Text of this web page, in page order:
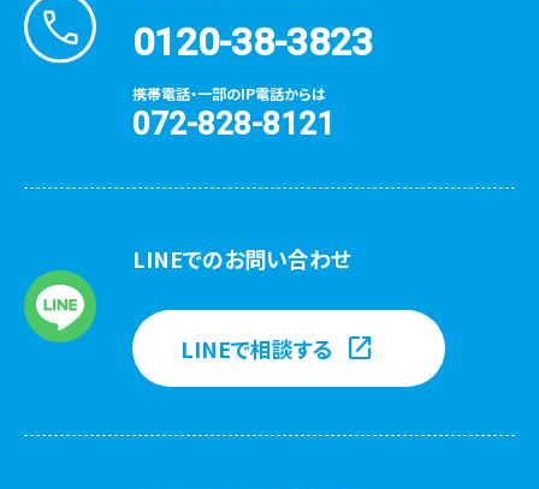
0120-38-3823
携帯電話・一部のIP電話からは
072-828-8121
LINEでのお問い合わせ
LINEで相談する